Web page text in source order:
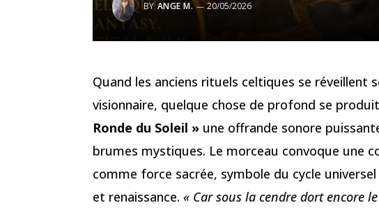
BY ANGE M. 20/05/2026
Quand les anciens rituels celtiques se réveillent
visionnaire, quelque chose de profond se
Ronde du Soleil » une offrande sonore
brumes mystiques. Le morceau convoque une
comme force sacrée, symbole du cycle
et renaissance. « Car sous la cendre dort encore